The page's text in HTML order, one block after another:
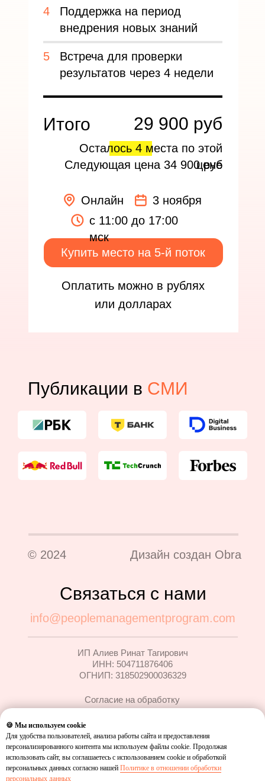
4
Поддержка на период
внедрения новых знаний
5
Встреча для проверки
результатов через 4 недели
Итого 29 900 руб
Осталось 4 места по этой
цене
Следующая цена 34 900 руб
Купить место на 5-й поток
с 11:00 до 17:00
мск
3 ноября
Онлайн
Оплатить можно в рублях
или долларах
Публикации в СМИ
Юридическая информация
© 2024 Дизайн создан Obra
🍪 Мы используем cookie
Для удобства пользователей, анализа работы сайта и предоставления
персонализированного контента мы используем файлы cookie. Продолжая
использовать сайт, вы соглашаетесь с использованием cookie и обработкой
персональных данных согласно нашей Политике в отношении обработки
персональных данных
ИП Алиев Ринат Тагирович
ИНН: 504711876406
ОГНИП: 318502900036329
info@peoplemanagementprogram.com
Связаться с нами
Согласие на обработку
персональных данных
Согласие на рекламные и
Политика в отношении
обработки персональных
данных